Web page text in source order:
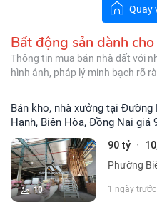
Quay
Bất động sản dành
Thông tin mua bán nhà đất với
hình ảnh, pháp lý minh bạch rõ
Bán kho, nhà xưởng tại Đường Bùi Hữu Nghĩa, Phường Tân
Hạnh, Biên Hòa, Đồng Nai giá
10
90 tỷ ·
Phường
1 ngày trước